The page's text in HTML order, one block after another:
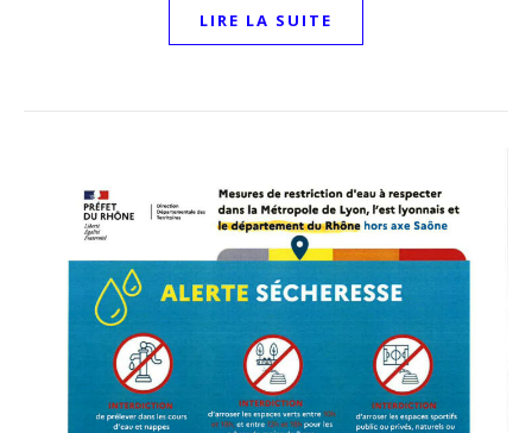
LIRE LA SUITE